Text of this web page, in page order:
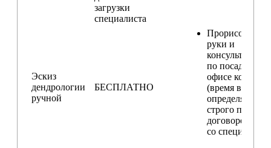
загрузки
специалиста
Эскиз
дендрологии
ручной
БЕСПЛАТНО
Прорисовка от
руки и
по посадкам в
офисе
(время встречи
определяется
строго по
со